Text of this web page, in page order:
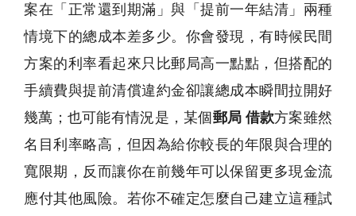
案在「正常還到期滿」與「提前一年結清」兩種
情境下的總成本差多少。你會發現，有時候民間
方案的利率看起來只比郵局高一點點，但搭配的
手續費與提前清償違約金卻讓總成本瞬間拉開好
幾萬；也可能有情況是，某個郵局 借款方案雖然
名目利率略高，但因為給你較長的年限與合理的
寬限期，反而讓你在前幾年可以保留更多現金流
應付其他風險。若你不確定怎麼自己建立這種試